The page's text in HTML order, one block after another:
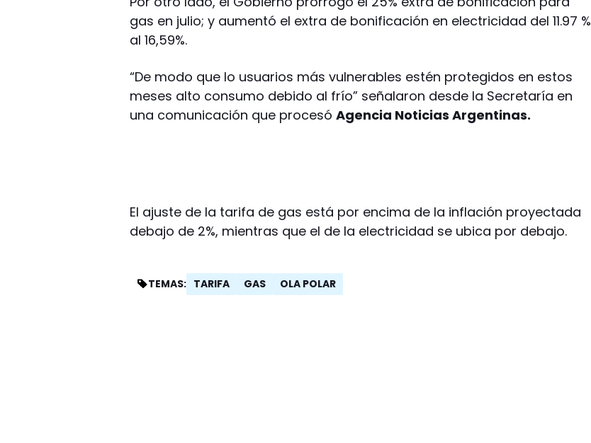
gas en julio; y aumentó el extra de bonificación en electricidad del 11.97 %
al 16,59%.
“De modo que lo usuarios más vulnerables estén protegidos en estos
meses alto consumo debido al frío” señalaron desde la Secretaría en
una comunicación que procesóAgencia Noticias Argentinas.
El ajuste de la tarifa de gas está por encima de la inflación proyectada
debajo de 2%, mientras que el de la electricidad se ubica por debajo.
TEMAS: TARIFA GAS OLA POLAR